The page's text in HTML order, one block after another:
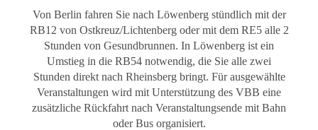
Von Berlin fahren Sie nach Löwenberg stündlich mit der
RB12 von Ostkreuz/Lichtenberg oder mit dem RE5 alle 2
Stunden von Gesundbrunnen. In Löwenberg ist ein
Umstieg in die RB54 notwendig, die Sie alle zwei
Stunden direkt nach Rheinsberg bringt. Für ausgewählte
Veranstaltungen wird mit Unterstützung des VBB eine
zusätzliche Rückfahrt nach Veranstaltungsende mit Bahn
oder Bus organisiert.